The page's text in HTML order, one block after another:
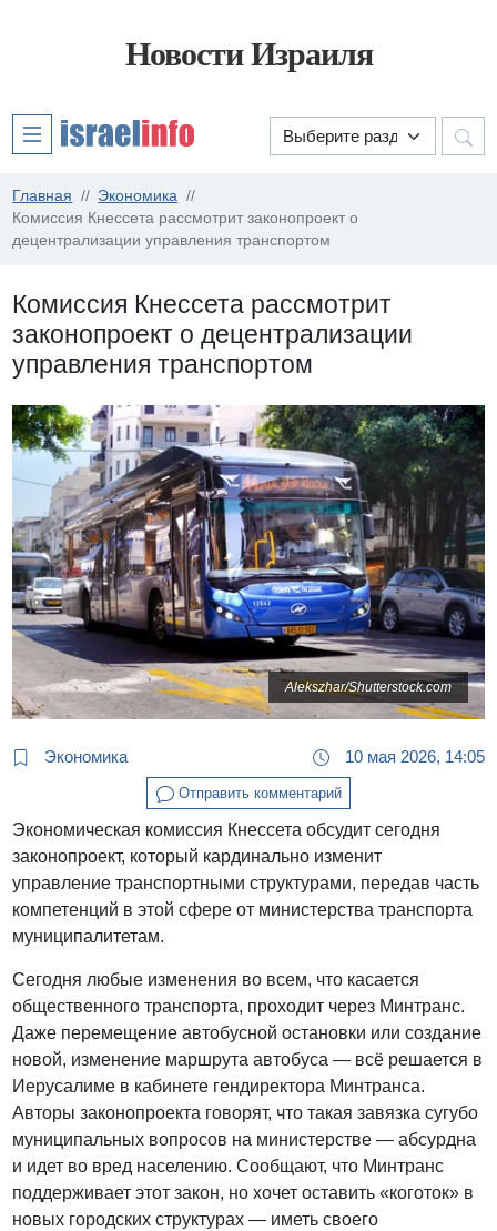
Новости Израиля
Главная
Экономика
Комиссия Кнессета рассмотрит законопроект о
децентрализации управления транспортом
Комиссия Кнессета рассмотрит
законопроект о децентрализации
управления транспортом
Alekszhar/Shutterstock.com
Экономика 10 мая 2026, 14:05
Отправить комментарий
Экономическая комиссия Кнессета обсудит сегодня
законопроект, который кардинально изменит
управление транспортными структурами, передав часть
компетенций в этой сфере от министерства транспорта
муниципалитетам.
Сегодня любые изменения во всем, что касается
общественного транспорта, проходит через Минтранс.
Даже перемещение автобусной остановки или создание
новой, изменение маршрута автобуса — всё решается в
Иерусалиме в кабинете гендиректора Минтранса.
Авторы законопроекта говорят, что такая завязка сугубо
муниципальных вопросов на министерстве — абсурдна
и идет во вред населению. Сообщают, что Минтранс
поддерживает этот закон, но хочет оставить «коготок» в
новых городских структурах — иметь своего